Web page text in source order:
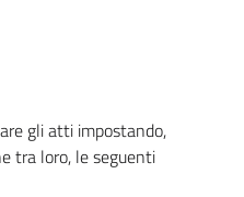
gli atti impostando,
tra loro, le seguenti